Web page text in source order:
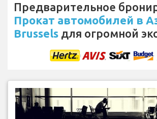
Предварительное
Прокат автомобилей в
Brussels для огромной